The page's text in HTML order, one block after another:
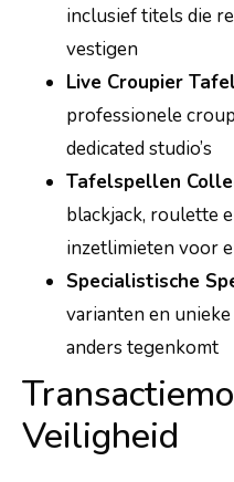
inclusief titels die
vestigen
Live Croupier
professionele
dedicated studio’s
Tafelspellen
blackjack, roulette
inzetlimieten voor
Specialistische
varianten en
anders tegenkomt
Veiligheid